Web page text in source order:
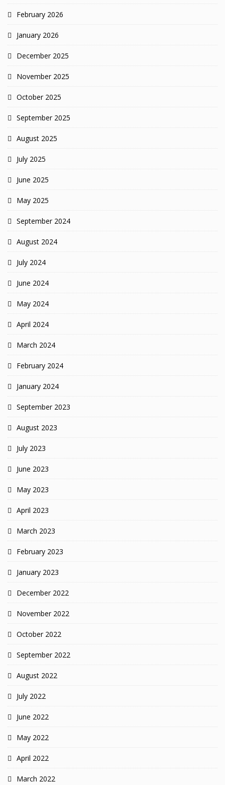
February 2026
January 2026
December 2025
November 2025
October 2025
September 2025
August 2025
July 2025
June 2025
May 2025
September 2024
August 2024
July 2024
June 2024
May 2024
April 2024
March 2024
February 2024
January 2024
September 2023
August 2023
July 2023
June 2023
May 2023
April 2023
March 2023
February 2023
January 2023
December 2022
November 2022
October 2022
September 2022
August 2022
July 2022
June 2022
May 2022
April 2022
March 2022